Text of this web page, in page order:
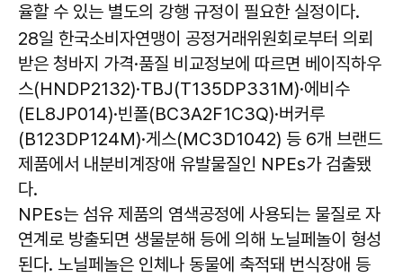
율할 수 있는 별도의 강행 규정이 필요한 실정이다.
28일 한국소비자연맹이 공정거래위원회로부터 의뢰
받은 청바지 가격·품질 비교정보에 따르면 베이직하우
스(HNDP2132)·TBJ(T135DP331M)·에비수
(EL8JP014)·빈폴(BC3A2F1C3Q)·버커루
(B123DP124M)·게스(MC3D1042) 등 6개 브랜드
제품에서 내분비계장애 유발물질인 NPEs가 검출됐
다.
NPEs는 섬유 제품의 염색공정에 사용되는 물질로 자
연계로 방출되면 생물분해 등에 의해 노닐페놀이 형성
된다. 노닐페놀은 인체나 동물에 축적돼 번식장애 등